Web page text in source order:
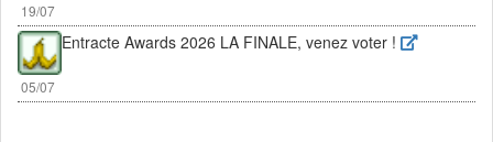
19/07
05/07
Entracte Awards 2026 LA FINALE, venez voter !